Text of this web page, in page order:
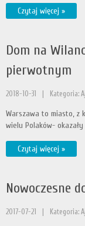
Czytaj więcej »
Dom na
pierwotnym
2018-10-31 Kategoria:
Warszawa to miasto, z
wielu Polaków-
Czytaj więcej »
Nowoczesne
2017-07-21 Kategoria: